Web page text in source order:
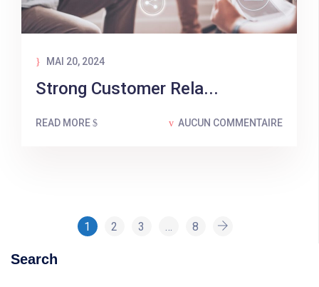
MAI 20, 2024
Strong Customer Rela...
READ MORE AUCUN COMMENTAIRE
1 2 3 … 8
Search